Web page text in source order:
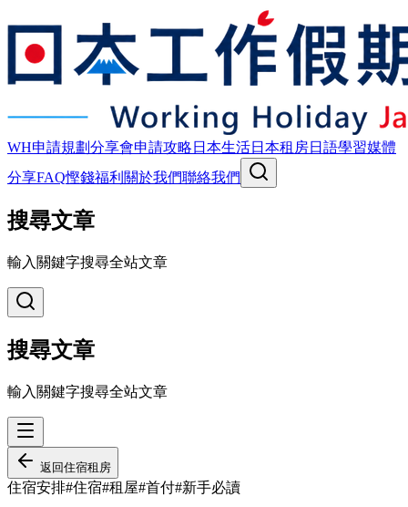
WH申請規劃分享會申請攻略 日本生活日本租房日語學習媒體
分享FAQ慳錢福利 關於我們聯絡我們
搜尋文章
輸入關鍵字搜尋全站文章
搜尋文章
輸入關鍵字搜尋全站文章
返回住宿租房
住宿安排#住宿#租屋#首付#新手必讀